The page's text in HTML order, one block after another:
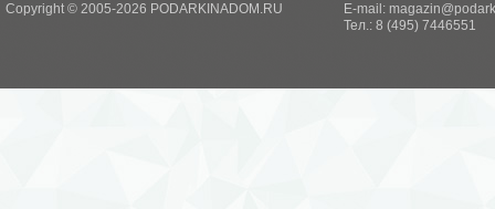
Copyright © 2005-2026 PODARKINADOM.RU E-mail:
Тел.: 8 (495) 7446551